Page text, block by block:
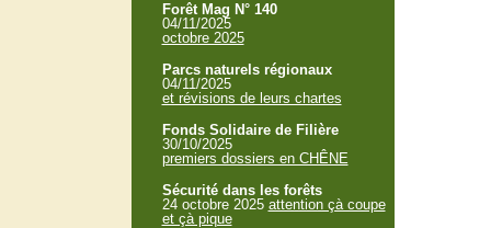
Forêt Mag N° 140
04/11/2025
octobre 2025
Parcs naturels régionaux
04/11/2025
et révisions de leurs chartes
Fonds Solidaire de Filière
30/10/2025
premiers dossiers en CHÊNE
Sécurité dans les forêts
24 octobre 2025 attention çà coupe
et çà pique